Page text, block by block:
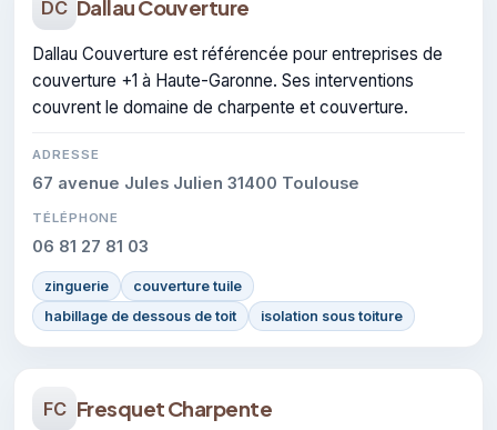
DC Dallau Couverture
Dallau Couverture est référencée pour entreprises de
couverture +1 à Haute-Garonne. Ses interventions
couvrent le domaine de charpente et couverture.
ADRESSE
67 avenue Jules Julien 31400 Toulouse
TÉLÉPHONE
06 81 27 81 03
zinguerie
couverture tuile
habillage de dessous de toit
isolation sous toiture
FC Fresquet Charpente